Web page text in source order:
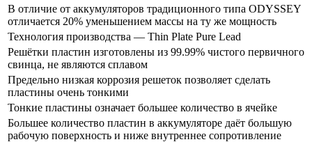
В отличие от аккумуляторов традиционного типа ODYSSEY
отличается 20% уменьшением массы на ту же мощность
Технология производства — Thin Plate Pure Lead
Решётки пластин изготовлены из 99.99% чистого первичного
свинца, не являются сплавом
Предельно низкая коррозия решеток позволяет сделать
пластины очень тонкими
Тонкие пластины означает большее количество в ячейке
Большее количество пластин в аккумуляторе даёт большую
рабочую поверхность и ниже внутреннее сопротивление